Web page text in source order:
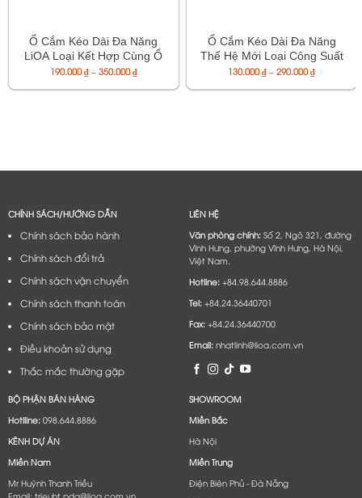
Ổ Cắm Kéo Dài Đa Năng
LiOA Loại Kết Hợp Cùng Ổ
Cắm 3 Chân, Công Suất Tối
190.000₫ – 350.000₫Khoảng
giá:
từ
Ổ Cắm Kéo Dài Đa Năng
Thế Hệ Mới Loại Công Suất
Tối Đa 10A 250VAC MAX
130.000₫ – 290.000₫Khoảng
giá:
từ
CHÍNH SÁCH/HƯỚNG DẪN
Chính sách bảo hành
Chính sách đổi trả
Chính sách vận chuyển
Chính sách thanh toán
Chính sách bảo mật
Điều khoản sử dụng
Thắc mắc thường gặp
LIÊN HỆ
Văn phòng chính:Số 2, Ngõ 321, đường
Vĩnh Hưng, phường Vĩnh Hưng, Hà Nội,
Việt Nam.
Hotline:+84.98.644.8886
Tel:+84.24.36440701
Fax:+84.24.36440700
Email:nhatlinh@lioa.com.vn
BỘ PHẬN BÁN HÀNG
Hotlline:098.644.8886
KÊNH DỰ ÁN
Miền Nam
Mr Huỳnh Thanh Triều
Email: trieuht.pda@lioa.com.vn
SHOWROOM
Miền Bắc
Hà Nội
Miền Trung
Điện Biên Phủ - Đà Nẵng​